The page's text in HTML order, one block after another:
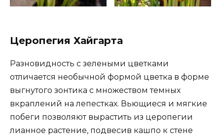
Церопегия Хайгарта
Разновидность с зелеными цветками
отличается необычной формой цветка в форме
выгнутого зонтика с множеством темных
вкраплений на лепестках. Вьющиеся и мягкие
побеги позволяют вырастить из церопегии
лианное растение, подвесив кашпо к стене